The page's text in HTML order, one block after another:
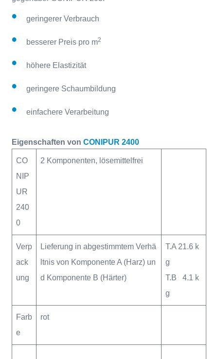
geringerer Verbrauch
besserer Preis pro m2
höhere Elastizität
geringere Schaumbildung
einfachere Verarbeitung
Eigenschaften von CONIPUR 2400
CO
NIP
UR
240
0
2 Komponenten, lösemittelfrei
Verp
ack
ung
Lieferung in abgestimmtem Verhä
ltnis von Komponente A (Harz) un
d Komponente B (Härter)
T.A 21.6 k
g
T.B 4.1 k
g
Farb
e
rot